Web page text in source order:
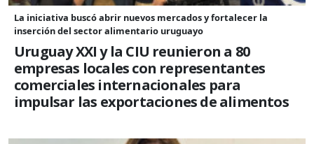
La iniciativa buscó abrir nuevos mercados y fortalecer la
inserción del sector alimentario uruguayo
Uruguay XXI y la CIU reunieron a 80
empresas locales con representantes
comerciales internacionales para
impulsar las exportaciones de alimentos